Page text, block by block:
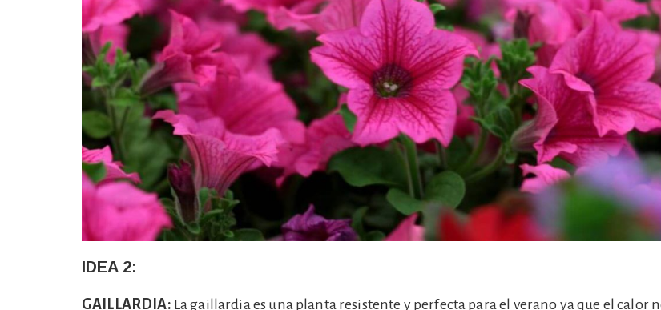
IDEA 2:
GAILLARDIA: La gaillardia es una planta resistente y perfecta para el verano ya que el calor